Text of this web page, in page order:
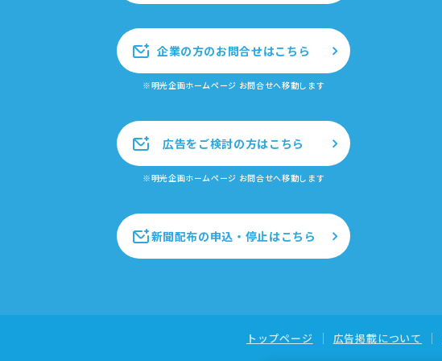
企業の方のお問合せはこちら
※明光企画ホームページ お問合せへ移動します
広告をご検討の方はこちら
※明光企画ホームページ お問合せへ移動します
新聞配布の申込・停止はこちら
トップページ 広告掲載について